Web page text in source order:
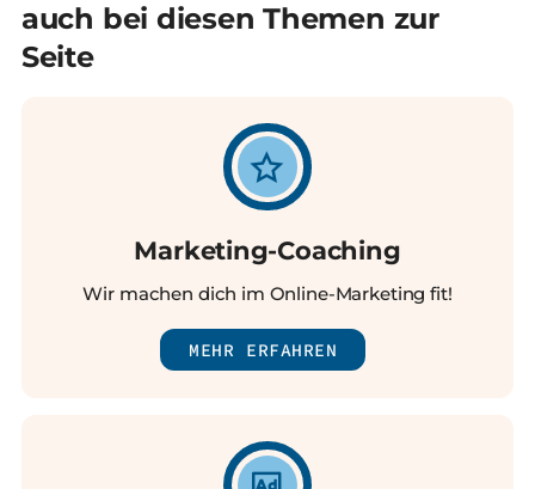
auch bei diesen Themen zur
Seite
Marketing-Coaching
Wir machen dich im Online-Marketing fit!
MEHR ERFAHREN